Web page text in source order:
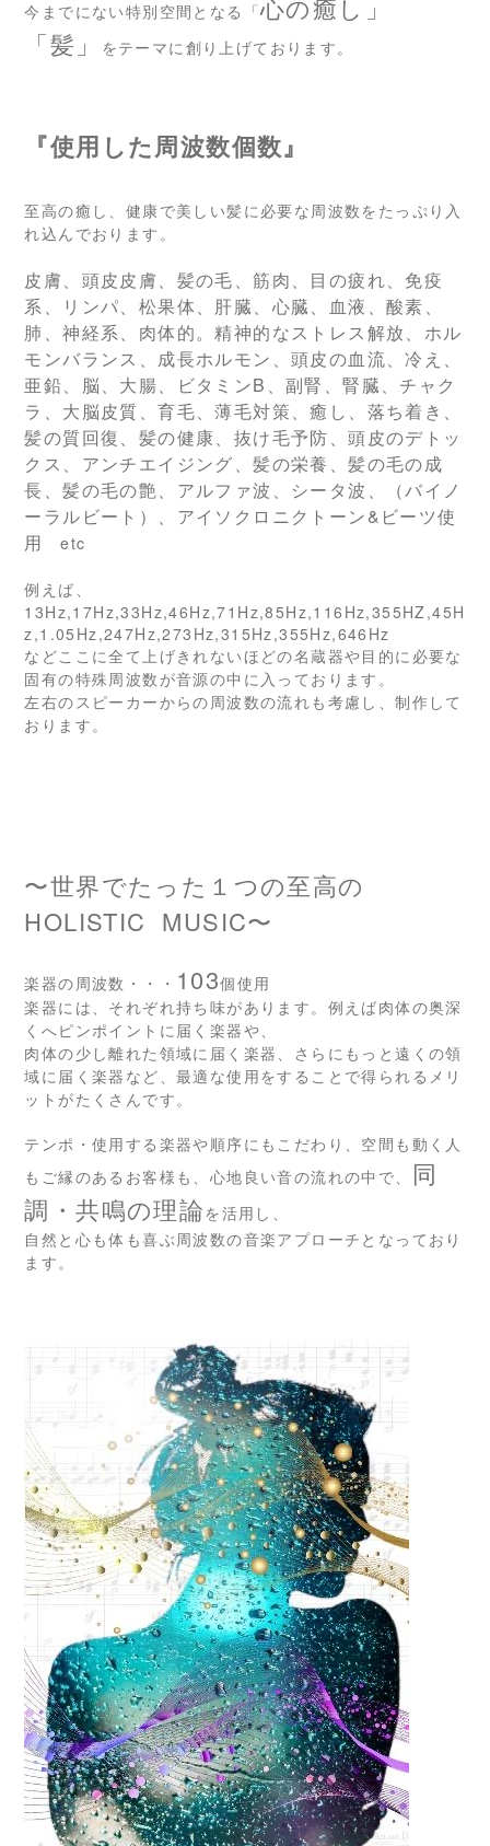
今までにない特別空間となる「心の癒し」
「髪」
をテーマに創り上げております。
『使用した周波数個数』
至高の癒し、健康で美しい髪に必要な周波数をたっぷり入
れ込んでおります。
皮膚、頭皮皮膚、髪の毛、筋肉、目の疲れ、免疫
系、リンパ、松果体、肝臓、心臓、血液、酸素、
肺、神経系、肉体的。精神的なストレス解放、ホル
モンバランス、成長ホルモン、頭皮の血流、冷え、
亜鉛、脳、大腸、ビタミンB、副腎、腎臓、チャク
ラ、大脳皮質、育毛、薄毛対策、癒し、落ち着き、
髪の質回復、髪の健康、抜け毛予防、頭皮のデトッ
クス、アンチエイジング、髪の栄養、髪の毛の成
長、髪の毛の艶、アルファ波、シータ波、（バイノ
ーラルビート）、アイソクロニクトーン&ビーツ使
用
etc
例えば、
13Hz,17Hz,33Hz,46Hz,71Hz,85Hz,116Hz,355HZ,45H
z,1.05Hz,247Hz,273Hz,315Hz,355Hz,646Hz
などここに全て上げきれないほどの名蔵器や目的に必要な
固有の特殊周波数が音源の中に入っております。
左右のスピーカーからの周波数の流れも考慮し、制作して
おります。
〜世界でたった１つの至高の
HOLISTIC MUSIC〜
楽器の周波数・・・ 103個使用
楽器には、それぞれ持ち味があります。例えば肉体の奥深
くへピンポイントに届く楽器や、
肉体の少し離れた領域に届く楽器、さらにもっと遠くの領
域に届く楽器など、最適な使用をすることで得られるメリ
ットがたくさんです。
テンポ・使用する楽器や順序にもこだわり、空間も動く人
もご縁のあるお客様も、心地良い音の流れの中で、
同
調・共鳴の理論を活用し、
自然と心も体も喜ぶ周波数の音楽アプローチとなっており
ます。